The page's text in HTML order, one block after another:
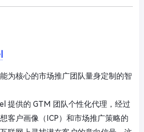
为核心的市场推广团队量身定制的智
提供的 GTM 团队个性化代理，经过
客户画像（ICP）和市场推广策略的